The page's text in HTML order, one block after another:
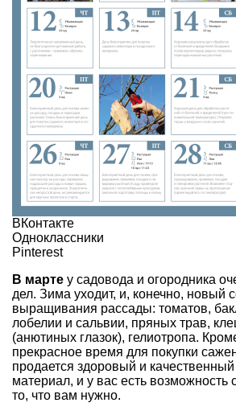
ВКонтакте
Одноклассники
Pinterest
В марте у садовода и огородника
дел. Зима уходит, и, конечно, новый
выращивания рассады: томатов,
лобелии и сальвии, пряных трав,
(анютиных глазок), гелиотропа.
прекрасное время для покупки
продается здоровый и
материал, и у вас есть возможность
то, что вам нужно.